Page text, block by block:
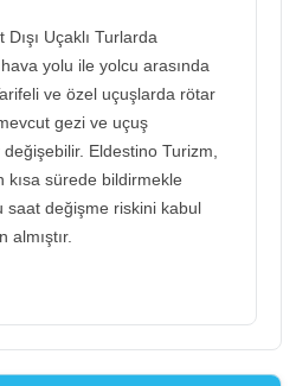
Uçaklı Turlarda
yolu ile yolcu arasında
ve özel uçuşlarda rötar
gezi ve uçuş
Eldestino Turizm,
kısa sürede bildirmekle
saat değişme riskini kabul
almıştır.